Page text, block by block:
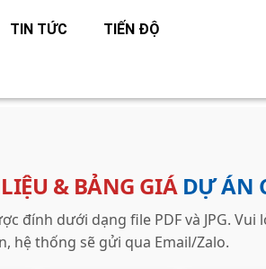
TIN TỨC TIẾN ĐỘ
& BẢNG GIÁ DỰ ÁN
đính dưới dạng file PDF và JPG.
hệ thống sẽ gửi qua Email/Zalo.